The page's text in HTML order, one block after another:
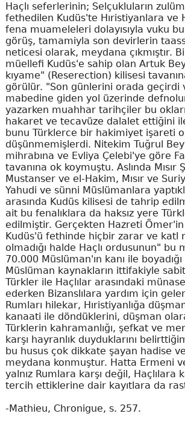
Haçlı seferlerinin; Selçukluların
fethedilen Kudüs'te Hıristiyanlara ve
fena muameleleri dolayısıyla vuku
görüş, tamamiyla son devirlerin
neticesi olarak, meydana çıkmıştır.
müellefi Kudüs'e sahip olan Artuk
kıyame" (Reserection) kilisesi
görülür. "Son günlerini orada geçirdi
mabedine giden yol üzerinde
yazarken muahhar tarihçiler bu
hakaret ve tecavüze dalalet ettiğini
bunu Türklerce bir hakimiyet işareti
düşünmemişlerdi. Nitekim Tuğrul
mihrabına ve Evliya Çelebi'ye göre
tavanına ok koymuştu. Aslında Mısır
Mustanser ve el-Hakim, Mısır ve
Yahudi ve sünni Müslümanlara
arasında Kudüs kilisesi de tahrip
ait bu fenalıklara da haksız yere
edilmiştir. Gerçekten Hazreti
Kudüs'ü fethinde hiçbir zarar ve katl
olmadığı halde Haçlı ordusunun" bu
70.000 Müslüman'ın kanı ile
Müslüman kaynakların ittifakiyle
Türkler ile Haçlılar arasındaki
ederken Bizanslılara yardım için
Rumları hilekar, Hıristiyanlığa
kanaati ile döndüklerini, düşman
Türklerin kahramanlığı, şefkat ve
karşı hayranlık duyduklarını
bu husus çok dikkate şayan hadise
meydana konmuştur. Hatta Ermeni
yalnız Rumlara karşı değil, Haçlılara
tercih ettiklerine dair kayıtlara da
-Mathieu, Chronigue, s. 257.